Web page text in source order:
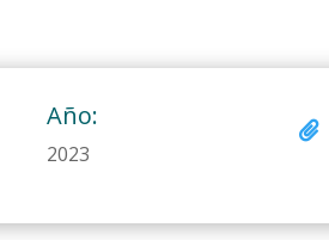
Año:
2023